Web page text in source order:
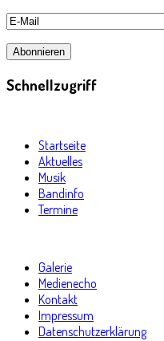
Schnellzugriff
Startseite
Aktuelles
Musik
Bandinfo
Termine
Galerie
Medienecho
Kontakt
Impressum
Datenschutzerklärung